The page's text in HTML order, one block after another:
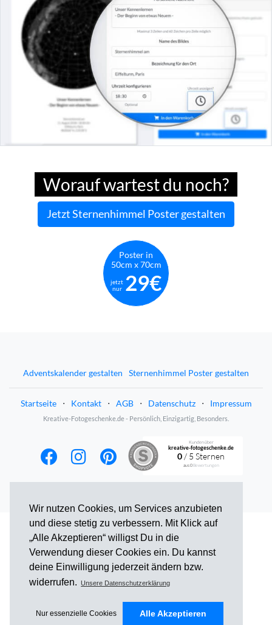
Wir nutzen Cookies, um Services anzubieten
und diese stetig zu verbessern. Mit Klick auf
„Alle Akzeptieren“ willigst Du in die
Verwendung dieser Cookies ein. Du kannst
deine Einwilligung jederzeit ändern bzw.
widerrufen.
Unsere Datenschutzerklärung
Nur essenzielle Cookies Alle Akzeptieren
Worauf wartest du noch?
Jetzt Sternenhimmel Poster gestalten
Poster in
50cm x 70cm
jetzt
nur 29€
Adventskalender gestalten Sternenhimmel Poster gestalten
Startseite ⋅ Kontakt ⋅ AGB ⋅ Datenschutz ⋅ Impressum
Kreative-Fotogeschenke.de - Persönlich, Einzigartig, Besonders.
Kunden über
kreative-fotogeschenke.de
0 / 5 Sternen
aus0Bewertungen